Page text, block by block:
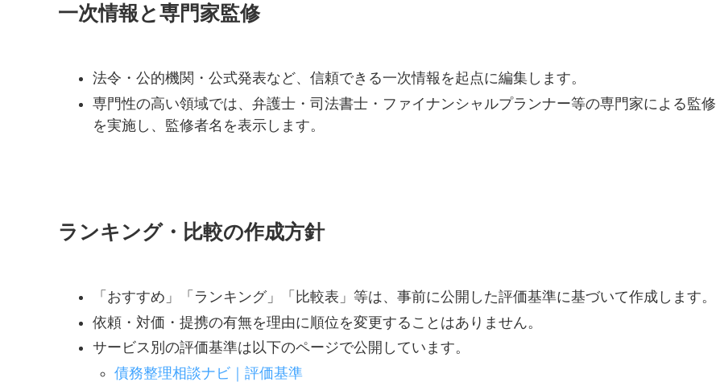
一次情報と専門家監修
法令・公的機関・公式発表など、信頼できる一次情報を起点に編集します。
専門性の高い領域では、弁護士・司法書士・ファイナンシャルプランナー等の専門家による監修
を実施し、監修者名を表示します。
ランキング・比較の作成方針
「おすすめ」「ランキング」「比較表」等は、事前に公開した評価基準に基づいて作成します。
依頼・対価・提携の有無を理由に順位を変更することはありません。
サービス別の評価基準は以下のページで公開しています。
債務整理相談ナビ｜評価基準